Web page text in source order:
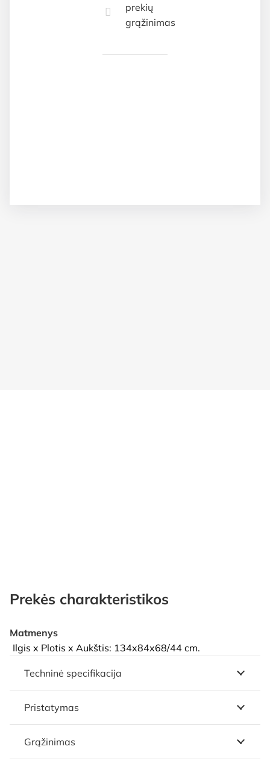
prekių
grąžinimas
Prekės charakteristikos
Matmenys
Ilgis x Plotis x Aukštis: 134x84x68/44 cm.
Techninė specifikacija
Pristatymas
Grąžinimas